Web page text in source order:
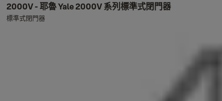
2000V - 耶魯 Yale 2000V 系列標準式閉門器
標準式閉門器